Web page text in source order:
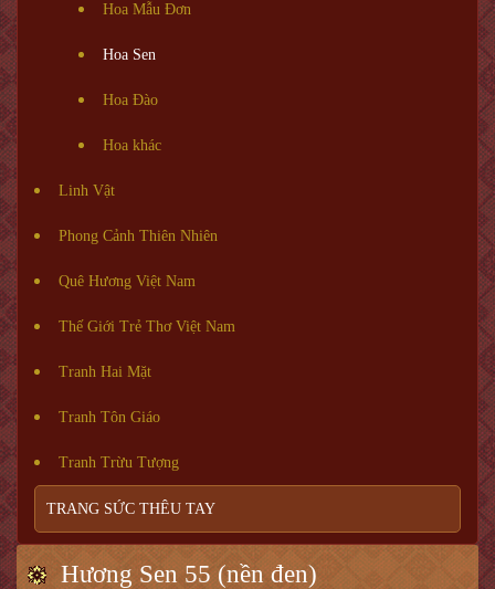
Hoa Mẫu Đơn
Hoa Sen
Hoa Đào
Hoa khác
Linh Vật
Phong Cảnh Thiên Nhiên
Quê Hương Việt Nam
Thế Giới Trẻ Thơ Việt Nam
Tranh Hai Mặt
Tranh Tôn Giáo
Tranh Trừu Tượng
TRANG SỨC THÊU TAY
Hương Sen 55 (nền đen)